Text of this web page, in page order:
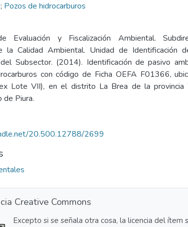
; Pozos de hidrocarburos
Evaluación y Fiscalización Ambiental.
la Calidad Ambiental. Unidad de Identificación
Subsector. (2014). Identificación de pasivo
con código de Ficha OEFA F01366,
Lote VII), en el distrito La Brea de la provincia
de Piura.
20.500.12788/2699
Creative Commons
Excepto si se señala otra cosa, la licencia del ítem